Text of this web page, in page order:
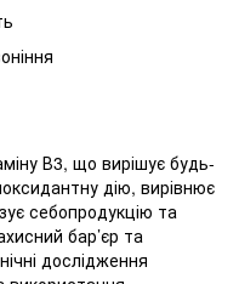
В3, що вирішує будь-
дію, вирівнює
себопродукцію та
бар’єр та
дослідження